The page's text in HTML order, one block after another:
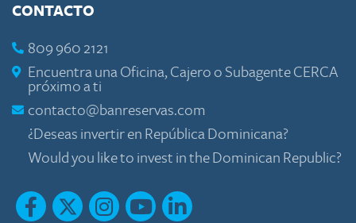
CONTACTO
809 960 2121
Encuentra una Oficina, Cajero o Subagente CERCA
próximo a ti
contacto@banreservas.com
¿Deseas invertir en República Dominicana?
Would you like to invest in the Dominican Republic?